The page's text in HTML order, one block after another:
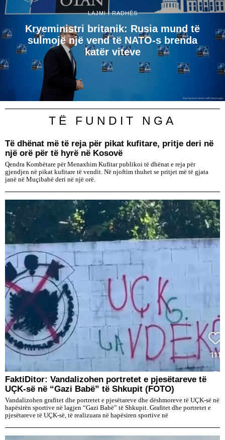
LAJMI I RADHËS
Kryeministri britanik: Rusia mund të
sulmojë një vend të NATO-s brenda
katër viteve
TË FUNDIT NGA
Të dhënat më të reja për pikat kufitare, pritje deri në
një orë për të hyrë në Kosovë
Qendra Kombëtare për Menaxhim Kufitar publikoi të dhënat e reja për
gjendjen në pikat kufitare të vendit. Në njoftim thuhet se pritjet më të gjata
janë në Muçibabë deri në një orë.
FaktiDitor: Vandalizohen portretet e pjesëtareve të
UÇK-së në “Gazi Babë” të Shkupit (FOTO)
Vandalizohen grafitet dhe portretet e pjesëtareve dhe dëshmoreve të UÇK-së në
hapësirën sportive në lagjen “Gazi Babë” të Shkupit. Grafitet dhe portretet e
pjesëtareve të UÇK-së, të realizuara në hapësiren sportive në